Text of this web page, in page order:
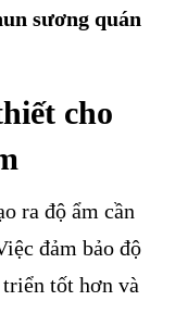
sương quán
cho
ra độ ẩm cần
đảm bảo độ
tốt hơn và